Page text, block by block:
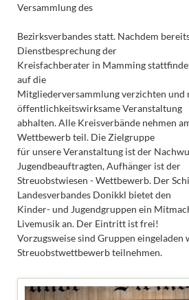
Versammlung des
Bezirksverbandes statt. Nachdem
Dienstbesprechung der
Kreisfachberater in Mamming
auf die
Mitgliederversammlung verzichten und
öffentlichkeitswirksame Veranstaltung
abhalten. Alle Kreisverbände nehmen
Wettbewerb teil. Die Zielgruppe
für unsere Veranstaltung ist der
Jugendbeauftragten, Aufhänger ist der
Streuobstwiesen - Wettbewerb. Der
Landesverbandes Donikkl bietet den
Kinder- und Jugendgruppen ein
Livemusik an. Der Eintritt ist frei!
Vorzugsweise sind Gruppen eingeladen
Streuobstwettbewerb teilnehmen.